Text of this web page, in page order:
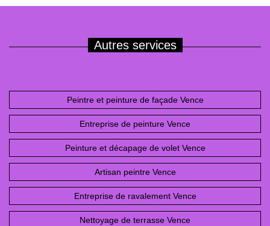
Autres services
Peintre et peinture de façade Vence
Entreprise de peinture Vence
Peinture et décapage de volet Vence
Artisan peintre Vence
Entreprise de ravalement Vence
Nettoyage de terrasse Vence